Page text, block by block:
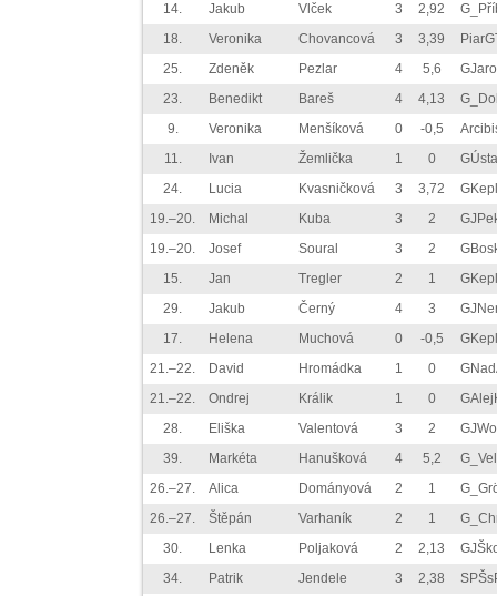
14.
Jakub Vlček 3 2,92
18.
Veronika Chovancová 3 3,39
25.
Zdeněk Pezlar 4 5,6
23.
Benedikt Bareš 4 4,13
9.
Veronika Menšíková 0 -0,5
11.
Ivan Žemlička 1 0
24.
Lucia Kvasničková 3 3,72
19.–20.
Michal Kuba 3 2
19.–20.
Josef Soural 3 2
15.
Jan Tregler 2 1
29.
Jakub Černý 4 3
17.
Helena Muchová 0 -0,5
21.–22.
David Hromádka 1 0
21.–22.
Ondrej Králik 1 0
28.
Eliška Valentová 3 2
39.
Markéta Hanušková 4 5,2
26.–27.
Alica Dományová 2 1
26.–27.
Štěpán Varhaník 2 1
30.
Lenka Poljaková 2 2,13
34.
Patrik Jendele 3 2,38